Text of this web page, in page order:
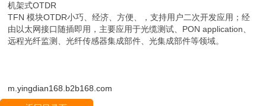
机架式OTDR
TFN 模块OTDR小巧、经济、方便、，支持用户二次开发应用；经
由以太网接口随插即用，主要应用于光缆测试、PON application、
远程光纤监测、光纤传感器集成部件、光集成部件等领域。
m.yingdian168.b2b168.com